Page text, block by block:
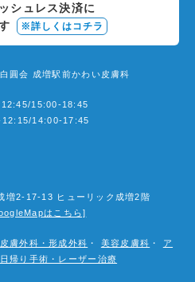
シュレス決済に
※詳しくはコチラ
圓会 成増駅前かわい皮膚科
12:45/15:00-18:45
12:15/14:00-17:45
増2-17-13 ヒューリック成増2階
はこちら]
皮膚外科・形成外科 ・ 美容皮膚科 ・
ア
日帰り手術・レーザー治療